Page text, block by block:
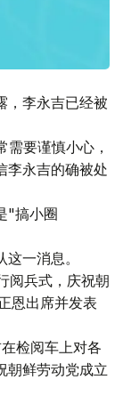
，李永吉已经被
要谨慎小心，
李永吉的确被处
"搞小圈
一消息。
阅兵式，庆祝朝
恩出席并发表
检阅车上对各
朝鲜劳动党成立